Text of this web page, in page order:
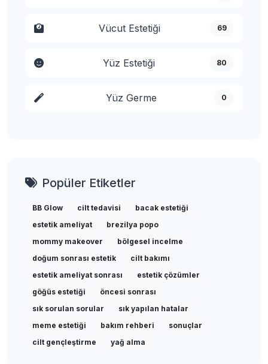
Vücut Estetiği 69
Yüz Estetiği 80
Yüz Germe 0
Popüler Etiketler
BB Glow cilt tedavisi
bacak estetiği
estetik ameliyat
brezilya popo
mommy makeover
bölgesel incelme
doğum sonrası estetik
cilt bakımı
estetik ameliyat sonrası
estetik çözümler
göğüs estetiği
öncesi sonrası
sık sorulan sorular
sık yapılan hatalar
meme estetiği
bakım rehberi
sonuçlar
cilt gençleştirme
yağ alma